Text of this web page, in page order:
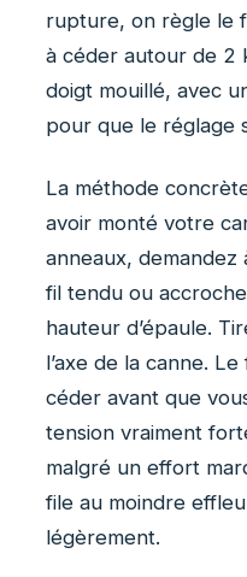
rupture, on règle le
à céder autour de 2
doigt mouillé, avec
pour que le réglage
La méthode
avoir monté votre
anneaux, demandez
fil tendu ou
hauteur d’épaule.
l’axe de la canne.
céder avant que
tension vraiment
malgré un effort
file au moindre
légèrement.